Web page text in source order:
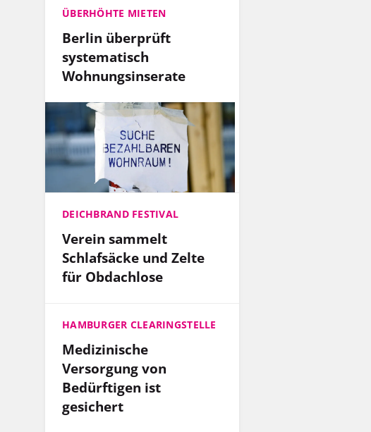
ÜBERHÖHTE MIETEN
Berlin überprüft
systematisch
Wohnungsinserate
DEICHBRAND FESTIVAL
Verein sammelt
Schlafsäcke und Zelte
für Obdachlose
HAMBURGER CLEARINGSTELLE
Medizinische
Versorgung von
Bedürftigen ist
gesichert